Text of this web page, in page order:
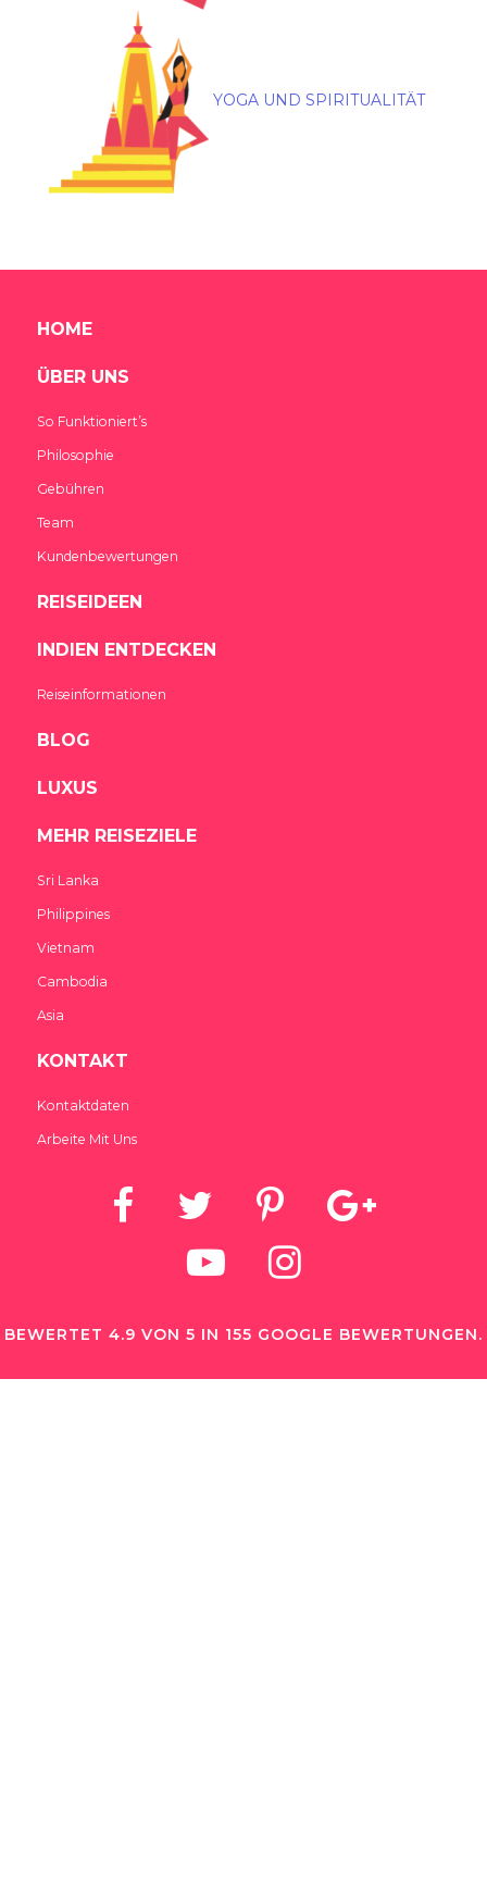
YOGA UND SPIRITUALITÄT
HOME
ÜBER UNS
So Funktioniert’s
Philosophie
Gebühren
Team
Kundenbewertungen
REISEIDEEN
INDIEN ENTDECKEN
Reiseinformationen
BLOG
LUXUS
MEHR REISEZIELE
Sri Lanka
Philippines
Vietnam
Cambodia
Asia
KONTAKT
Kontaktdaten
Arbeite Mit Uns
BEWERTET 4.9 VON 5 IN 155 GOOGLE BEWERTUNGEN.